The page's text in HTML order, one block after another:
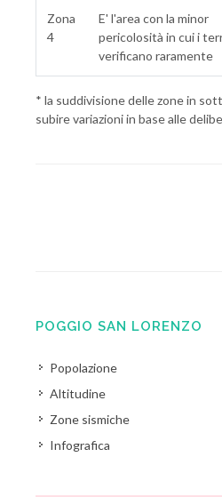
Zona
4
E' l'area con la minor
pericolosità in cui i
verificano raramente
* la suddivisione delle zone in
subire variazioni in base alle
POGGIO SAN LORENZO
Popolazione
Altitudine
Zone sismiche
Infografica